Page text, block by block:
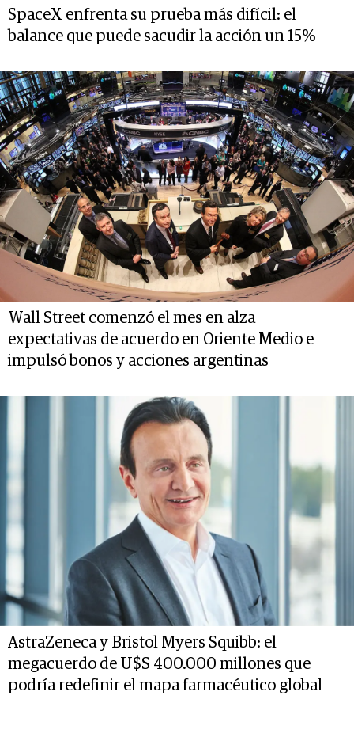
SpaceX enfrenta su prueba más difícil: el
balance que puede sacudir la acción un 15%
Wall Street comenzó el mes en alza
expectativas de acuerdo en Oriente Medio e
impulsó bonos y acciones argentinas
AstraZeneca y Bristol Myers Squibb: el
megacuerdo de U$S 400.000 millones que
podría redefinir el mapa farmacéutico global